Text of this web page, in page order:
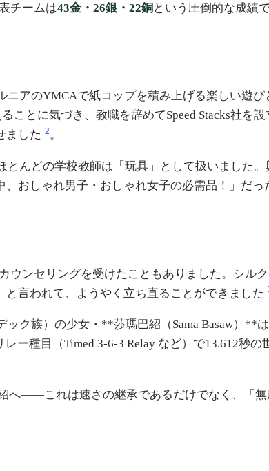
チームは43金・26銀・22銅 という圧倒的な成績
アのYMCAで紙コップを積み上げる楽しい遊び
とに気づき、教職を辞めてSpeed Stacks社を
ました 2。
んどの学校教師は「玩具」として扱いました
おしゃれ男子・おしゃれ女子の必需品！」だっ
ウンセリングを受けたこともありました。シル
言われて、ようやく立ち直ることができました
ク族）の少女・**莎瑪巴紹（Sama Basaw）**
ー種目（Timed 3-6-3 Relay など）で13.612秒の
へ——これは速さの継承であるだけでなく、「